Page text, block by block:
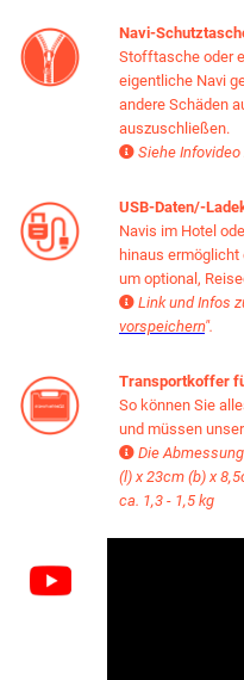
Navi-
Stofftasche oder
eigentliche Navi
andere Schäden
auszuschließen.
 Siehe
USB-Daten/-
Navis im Hotel
hinaus ermöglicht
um optional,
 Link und Infos
vorspeichern".
Transportkoffer
So können Sie
und müssen
 Die
(l) x 23cm (b) x
ca. 1,3 - 1,5 kg